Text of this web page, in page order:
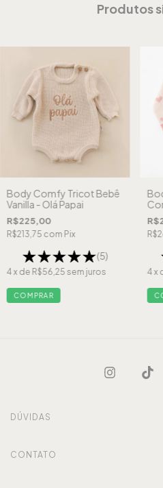
Produtos
Body Comfy Tricot Bebê
Vanilla - Olá Papai
R$225,00
R$213,75 com Pix
(5)
4 x de R$56,25 sem juros
COMPRAR
do
4 x
DÚVIDAS
CONTATO